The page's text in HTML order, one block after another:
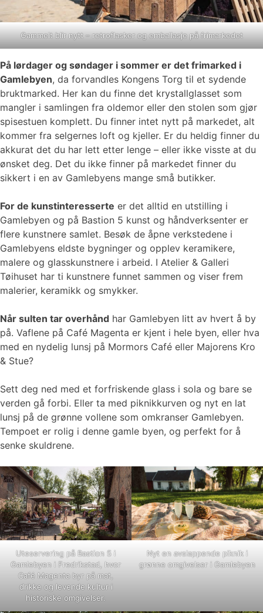
Gammelt blir nytt – retroflasker og emballasje på frimarkedet
På lørdager og søndager i sommer er det frimarked i
Gamlebyen, da forvandles Kongens Torg til et sydende
bruktmarked. Her kan du finne det krystallglasset som
mangler i samlingen fra oldemor eller den stolen som gjør
spisestuen komplett. Du finner intet nytt på markedet, alt
kommer fra selgernes loft og kjeller. Er du heldig finner du
akkurat det du har lett etter lenge – eller ikke visste at du
ønsket deg. Det du ikke finner på markedet finner du
sikkert i en av Gamlebyens mange små butikker.
For de kunstinteresserte er det alltid en utstilling i
Gamlebyen og på Bastion 5 kunst og håndverksenter er
flere kunstnere samlet. Besøk de åpne verkstedene i
Gamlebyens eldste bygninger og opplev keramikere,
malere og glasskunstnere i arbeid. I Atelier & Galleri
Tøihuset har ti kunstnere funnet sammen og viser frem
malerier, keramikk og smykker.
Når sulten tar overhånd har Gamlebyen litt av hvert å by
på. Vaflene på Café Magenta er kjent i hele byen, eller hva
med en nydelig lunsj på Mormors Café eller Majorens Kro
& Stue?
Sett deg ned med et forfriskende glass i sola og bare se
verden gå forbi. Eller ta med piknikkurven og nyt en lat
lunsj på de grønne vollene som omkranser Gamlebyen.
Tempoet er rolig i denne gamle byen, og perfekt for å
senke skuldrene.
Uteservering på Bastion 5 i
Gamlebyen i Fredrikstad, hvor
Café Magenta byr på mat,
drikke og levende kultur i
historiske omgivelser.
Nyt en avslappende piknik i
grønne omgivelser i Gamlebyen